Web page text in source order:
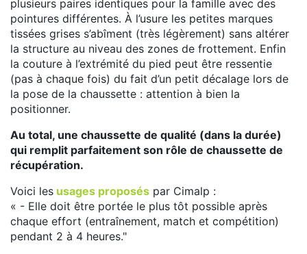
plusieurs paires identiques pour la famille avec des
pointures différentes. À l’usure les petites marques
tissées grises s’abîment (très légèrement) sans altérer
la structure au niveau des zones de frottement. Enfin
la couture à l’extrémité du pied peut être ressentie
(pas à chaque fois) du fait d’un petit décalage lors de
la pose de la chaussette : attention à bien la
positionner.
Au total, une chaussette de qualité (dans la durée)
qui remplit parfaitement son rôle de chaussette de
récupération.
Voici les usages proposés par Cimalp :
« - Elle doit être portée le plus tôt possible après
chaque effort (entraînement, match et compétition)
pendant 2 à 4 heures."